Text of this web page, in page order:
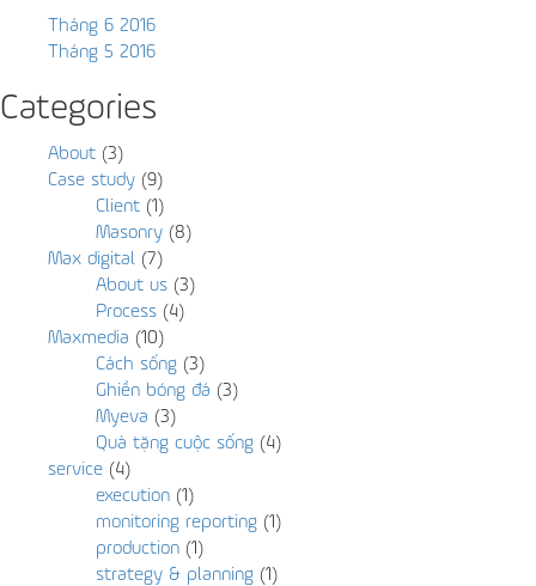
Tháng 6 2016
Tháng 5 2016
Categories
About (3)
Case study (9)
Client (1)
Masonry (8)
Max digital (7)
About us (3)
Process (4)
Maxmedia (10)
Cách sống (3)
Ghiền bóng đá (3)
Myeva (3)
Quà tặng cuộc sống (4)
service (4)
execution (1)
monitoring reporting (1)
production (1)
strategy & planning (1)